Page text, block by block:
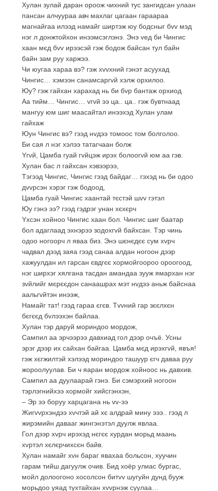
Хулан зулай даран ороож чихний тус зангидсан улаан
пансан алчуураа авч махлаг цагаан гараараа
магнайгаа илээд намайг ширтэж юу бодсныг бvv мэд
нэг л донжтойхон инээмсэглэнэ. Энэ vед би Чингис
хаан мєд бvv ирээсэй гэж бодож байсан тул байн
байн зам руу харжээ.
Чи юугаа хараа вэ? гэж хvvхний гэнэт асуухад
Чингис… хэмээн санамсаргvй хэлж орхилоо.
Юу? гэж гайхан харахад нь би бvр бантаж орхиод
Аа тийм… Чингис… vгvй ээ ца.. ца.. гэж бувтнаад
мангуу юм шиг маасайтал инээхэд Хулан улам
гайхаж
Юун Чингис вэ? гээд нvдээ томоос том болголоо.
Би сая л нэг хэлээ татагчаан болж
Yгvй, Цамба гуай гvйцэж ирэх болоогvй юм аа гэв.
Хулан бас л гайхсан хэвээрээ,
Тэгээд Чингис, Чингис гээд байдаг… гэхэд нь би одоо
дvvрсэн хэрэг гэж бодоод,
Цамба гуай Чингис хаантай тєстэй шvv гэтэл
Юу гэнэ ээ? гээд гэдрэг унан хєхєрч
Yхсэн хойноо Чингис хаан бол. Чингис шиг баатар
бол адаглаад эхнэрээ зодохгvй байхсан. Тэр чинь
одоо ногоорч л яваа биз. Энэ шєнєдєє сум хvрч
чадвал дээд заяа гээд санаа алдан ногоон дээр
хажуулдан ил гарсан євдгєє хормойгоороо ороогоод,
нэг ширхэг хялгана тасдан амандаа зууж ямархан нэг
зvйлийг мєрєєдон санаашрах мэт нvдээ аньж байснаа
аальгvйтэн инээж,
Намайг тат! гээд гараа єгєв. Тvvний гар зєєлхєн
бєгєєд бvлээхэн байлаа.
Хулан тэр даруй мориндоо мордож,
Сампил аа эрчээрээ давхиад гол дээр очъё. Усны
эрэг дээр их сайхан байгаа. Цамба мєд ирэхгvй, явъя!
гэж хєгжилтэй хэлээд мориндоо ташуур єгч даваа руу
жороолуулав. Би ч яаран мордож хойноос нь давхив.
Сампил аа дуулаарай гэнэ. Би сэмэрхий ногоон
тэрлэгнийхээ хормойг хийсгэнхэн,
– Эр ээ боруу харцагана нь vv-ээ
Жигvvрхэндээ хvчтэй ай хє алдрай мину эээ.. гээд л
жирэмийн давааг жингэнэтэл дуулж явлаа.
Гол дээр хvрч ирэхэд нєгєє хурдан морьд маань
хvртэл хєлєрчихсєн байв.
Хулан намайг хvн бараг явахаа больсон, хуучин
гарам тийш дагуулж очив. Бид хоёр улиас бургас,
мойл долоогоно хосолсон битvv шугуйн дунд бууж
морьдоо уяад тухтайхан хvvрнэж суулаа…